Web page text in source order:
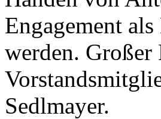
Engagement
werden. Großer
Sedlmayer.